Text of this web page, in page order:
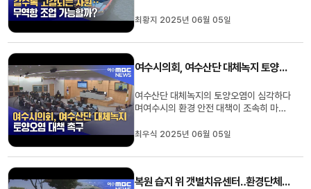
이 일대에는 자원이 풍부하다는 건데요.하
며 거절했고, 향후 갈등이 예상됩니다.최황
업이 금지된 여수구항.최근 인...
최황지 2025년 06월 05일
여수시의회, 여수산단 대체녹지 토양오염 대책 촉구
여수산단 대체녹지의 토양오염이 심각하다
며여수시의 환경 안전 대책이 조속히 마련
의회 이찬기 의원은 최근임시회 5분 발언
면서 반출한 토사로 조성된 대체녹지에서
치 이상으로 검출되는 등, 심각한...
최우식 2025년 06월 05일
복원 습지 위 갯벌치유센터‥환경단체는 우려